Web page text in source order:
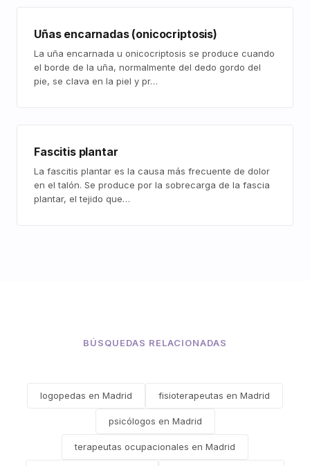
Uñas encarnadas (onicocriptosis)
La uña encarnada u onicocriptosis se produce cuando
el borde de la uña, normalmente del dedo gordo del
pie, se clava en la piel y pr…
Fascitis plantar
La fascitis plantar es la causa más frecuente de dolor
en el talón. Se produce por la sobrecarga de la fascia
plantar, el tejido que…
BÚSQUEDAS RELACIONADAS
logopedas en Madrid fisioterapeutas en Madrid
psicólogos en Madrid
terapeutas ocupacionales en Madrid